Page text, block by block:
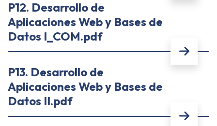
P12. Desarrollo de
Aplicaciones Web y Bases de
Datos I_COM.pdf
P13. Desarrollo de
Aplicaciones Web y Bases de
Datos II.pdf